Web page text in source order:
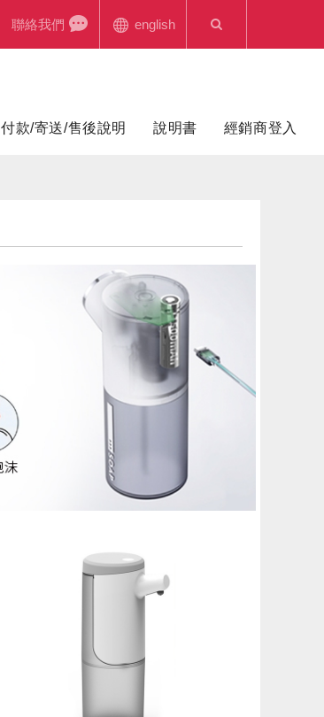
聯絡我們 english
付款/寄送/售後說明 說明書 經銷商登入